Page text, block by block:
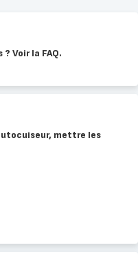
Voir la FAQ.
mettre les